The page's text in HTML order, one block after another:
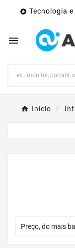
 Tecnologia

Início
Preço, do mais